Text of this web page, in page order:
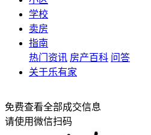
学校
卖房
指南
热门资讯 房产百科 问答
关于乐有家
免费查看全部成交信息
请使用微信扫码